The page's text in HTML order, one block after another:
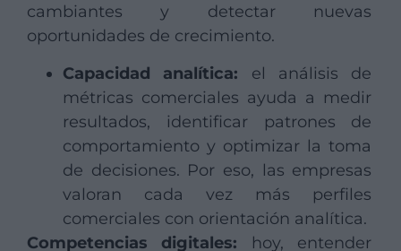
cambiantes y detectar nuevas
oportunidades de crecimiento.
Capacidad analítica: el análisis de
métricas comerciales ayuda a medir
resultados, identificar patrones de
comportamiento y optimizar la toma
de decisiones. Por eso, las empresas
valoran cada vez más perfiles
comerciales con orientación analítica.
Competencias digitales: hoy, entender